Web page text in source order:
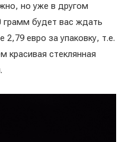
но уже в другом
грамм будет вас ждать
евро за упаковку, т.е.
красивая стеклянная